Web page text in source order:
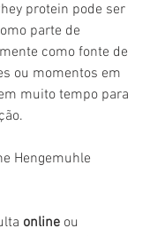
protein pode ser
parte de
como fonte de
ou momentos em
muito tempo para
Hengemuhle
online ou